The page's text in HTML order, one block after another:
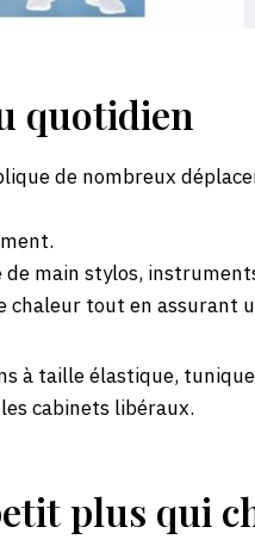
quotidien
de nombreux
main stylos,
chaleur tout en assurant
à taille élastique,
cabinets libéraux.
plus qui